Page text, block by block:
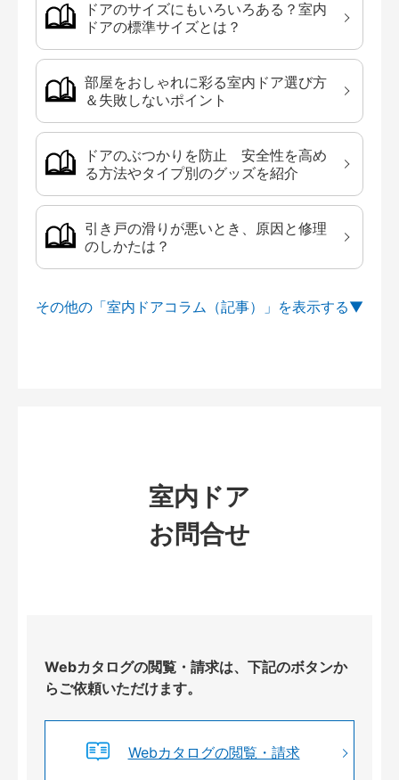
ドアのサイズにもいろいろある？室内
ドアの標準サイズとは？
部屋をおしゃれに彩る室内ドア選び方
＆失敗しないポイント
ドアのぶつかりを防止 安全性を高め
る方法やタイプ別のグッズを紹介
引き戸の滑りが悪いとき、原因と修理
のしかたは？
その他の「室内ドアコラム（記事）」を
室内ドア
お問合せ
Webカタログの閲覧・請求は、下記のボタンか
らご依頼いただけます。
Webカタログの閲覧・請求